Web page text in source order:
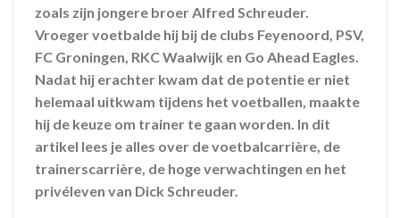
zoals zijn jongere broer Alfred Schreuder.
Vroeger voetbalde hij bij de clubs Feyenoord, PSV,
FC Groningen, RKC Waalwijk en Go Ahead Eagles.
Nadat hij erachter kwam dat de potentie er niet
helemaal uitkwam tijdens het voetballen, maakte
hij de keuze om trainer te gaan worden. In dit
artikel lees je alles over de voetbalcarrière, de
trainerscarrière, de hoge verwachtingen en het
privéleven van Dick Schreuder.